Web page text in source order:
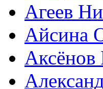
Агеев
Айсина
Аксёнов